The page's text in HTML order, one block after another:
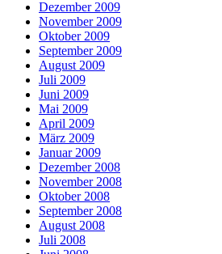
Dezember 2009
November 2009
Oktober 2009
September 2009
August 2009
Juli 2009
Juni 2009
Mai 2009
April 2009
März 2009
Januar 2009
Dezember 2008
November 2008
Oktober 2008
September 2008
August 2008
Juli 2008